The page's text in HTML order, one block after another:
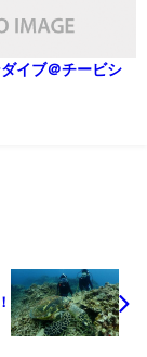
イブ＠チービシ